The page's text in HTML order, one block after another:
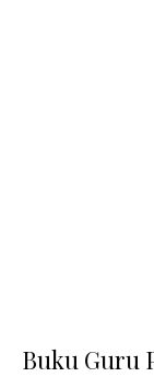
Buku Guru